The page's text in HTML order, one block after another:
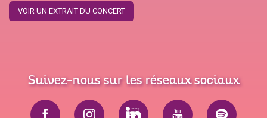
VOIR UN EXTRAIT DU CONCERT
Suivez-nous sur les réseaux sociaux